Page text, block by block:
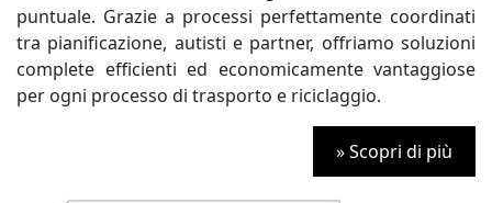
puntuale. Grazie a processi perfettamente coordinati
tra pianificazione, autisti e partner, offriamo soluzioni
complete efficienti ed economicamente vantaggiose
per ogni processo di trasporto e riciclaggio.
» Scopri di più